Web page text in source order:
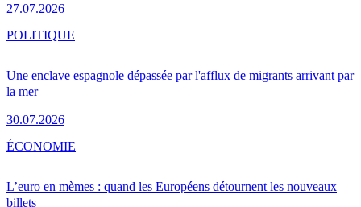
27.07.2026
Une enclave espagnole dépassée par l'afflux de migrants arrivant par
la mer
30.07.2026
POLITIQUE
L’euro en mèmes : quand les Européens détournent les nouveaux
billets
ÉCONOMIE